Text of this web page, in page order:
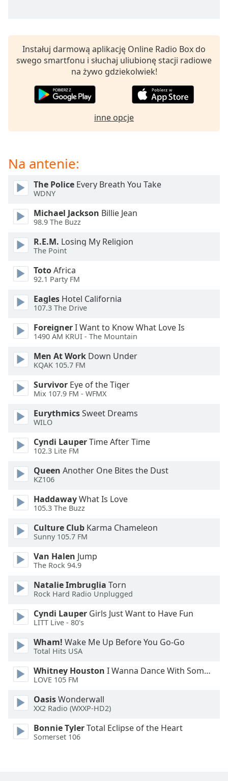
window.
Escape
Opacity
Text
Background
Area
Background
Color
Opacity
Font
Size
Text
Done
Close
Dialog
End
dialog
Instałuj darmową aplikację Online Radio Box do
swego smartfonu i słuchaj uliubionę stacji radiowe
na żywo gdziekolwiek!
inne opcje
Na antenie:
The Police Every Breath You Take
WDNY
Michael Jackson Billie Jean
98.9 The Buzz
R.E.M. Losing My Religion
The Point
TotoAfrica
92.1 Party FM
Eagles Hotel California
107.3 The Drive
ForeignerI Want to Know What Love Is
1490 AM KRUI - The Mountain
Men At Work Down Under
KQAK 105.7 FM
Survivor Eye of the Tiger
Mix 107.9 FM - WFMX
EurythmicsSweet Dreams
WILO
Cyndi LauperTime After Time
102.3 Lite FM
Queen Another One Bites the Dust
KZ106
HaddawayWhat Is Love
105.3 The Buzz
Culture Club Karma Chameleon
Sunny 105.7 FM
Van Halen Jump
The Rock 94.9
Natalie Imbruglia Torn
Rock Hard Radio Unplugged
Cyndi Lauper Girls Just Want to Have Fun
LITT Live - 80's
Wham! Wake Me Up Before You Go-Go
Total Hits USA
Whitney Houston I Wanna Dance With Somebody
LOVE 105 FM
OasisWonderwall
XX2 Radio (WXXP-HD2)
Bonnie TylerTotal Eclipse of the Heart
Somerset 106